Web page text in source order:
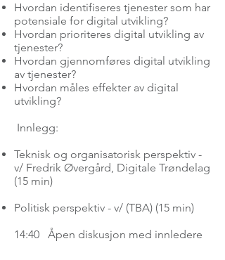
Hvordan identifiseres tjenester som har
potensiale for digital utvikling?
Hvordan prioriteres digital utvikling av
tjenester?
Hvordan gjennomføres digital utvikling
av tjenester?
Hvordan måles effekter av digital
utvikling?
Innlegg:
Teknisk og organisatorisk perspektiv -
v/ Fredrik Øvergård, Digitale Trøndelag
(15 min)
Politisk perspektiv - v/ (TBA) (15 min)
14:40 Åpen diskusjon med innledere